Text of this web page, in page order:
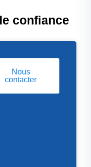
confiance
Nous
contacter